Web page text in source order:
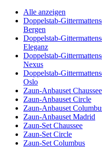
Alle anzeigen
Doppelstab-
Bergen
Doppelstab-
Eleganz
Doppelstab-
Nexus
Doppelstab-
Oslo
Zaun-Anbauset Chaussee
Zaun-Anbauset Circle
Zaun-Anbauset
Zaun-Anbauset Madrid
Zaun-Set Chaussee
Zaun-Set Circle
Zaun-Set Columbus